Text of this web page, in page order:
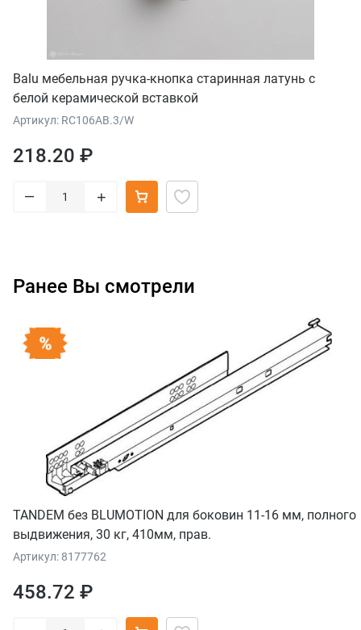
Balu мебельная ручка-кнопка старинная латунь с
белой керамической вставкой
Артикул: RC106AB.3/W
218.20 ₽
– +
Ранее Вы смотрели
TANDEM без BLUMOTION для боковин 11-16 мм, полного
выдвижения, 30 кг, 410мм, прав.
Артикул: 8177762
458.72 ₽